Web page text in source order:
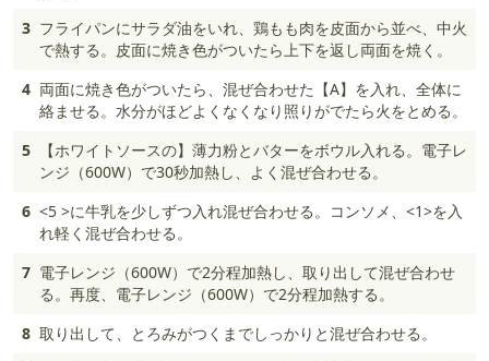
3 フライパンにサラダ油をいれ、鶏もも肉を皮面から並べ、中火
で熱する。皮面に焼き色がついたら上下を返し両面を焼く。
4 両面に焼き色がついたら、混ぜ合わせた【A】を入れ、全体に
絡ませる。水分がほどよくなくなり照りがでたら火をとめる。
5
【ホワイトソースの】薄力粉とバターをボウル入れる。電子レ
ンジ（600W）で30秒加熱し、よく混ぜ合わせる。
6 <5 >に牛乳を少しずつ入れ混ぜ合わせる。コンソメ、<1>を入
れ軽く混ぜ合わせる。
7 電子レンジ（600W）で2分程加熱し、取り出して混ぜ合わせ
る。再度、電子レンジ（600W）で2分程加熱する。
8 取り出して、とろみがつくまでしっかりと混ぜ合わせる。